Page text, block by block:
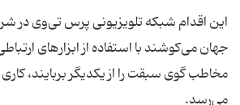
این اقدام شبکه تلویزیونی پرس تی‌وی در
جهان می‌کوشند با استفاده از ابزارهای
مخاطب گوی سبقت را از یکدیگر بربایند،